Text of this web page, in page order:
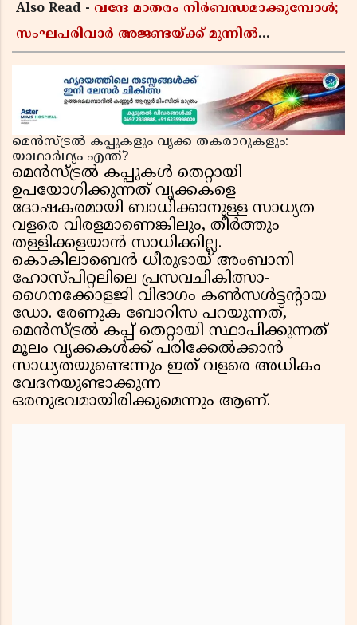
Also Read - വന്ദേ മാതരം നിർബന്ധമാക്കുമ്പോൾ;
സംഘപരിവാർ അജണ്ടയ്ക്ക് മുന്നിൽ
പാരമ്പര്യം?
മെൻസ്ട്രൽ കപ്പുകളും വൃക്ക തകരാറുകളും:
യാഥാർഥ്യം എന്ത്?
മെൻസ്ട്രൽ കപ്പുകൾ തെറ്റായി
ഉപയോഗിക്കുന്നത് വൃക്കകളെ
ദോഷകരമായി ബാധിക്കാനുള്ള സാധ്യത
വളരെ വിരളമാണെങ്കിലും, തീർത്തും
തള്ളിക്കളയാൻ സാധിക്കില്ല.
കൊകിലാബെൻ ധീരുഭായ് അംബാനി
ഹോസ്പിറ്റലിലെ പ്രസവചികിത്സാ-
ഗൈനക്കോളജി വിഭാഗം കൺസൾട്ടന്റായ
ഡോ. രേണുക ബോറിസ പറയുന്നത്,
മെൻസ്ട്രൽ കപ്പ് തെറ്റായി സ്ഥാപിക്കുന്നത്
മൂലം വൃക്കകൾക്ക് പരിക്കേൽക്കാൻ
സാധ്യതയുണ്ടെന്നും ഇത് വളരെ അധികം
വേദനയുണ്ടാക്കുന്ന
ഒരനുഭവമായിരിക്കുമെന്നും ആണ്.